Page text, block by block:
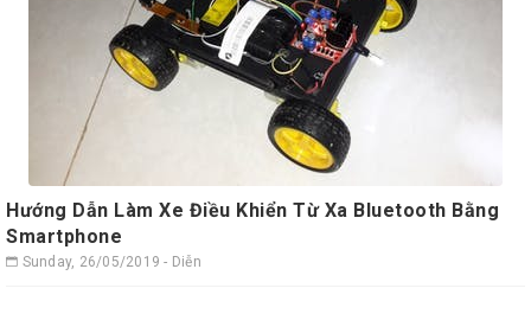
Hướng Dẫn Làm Xe Điều Khiển Từ Xa Bluetooth Bằng
Smartphone
Sunday, 26/05/2019 - Diễn